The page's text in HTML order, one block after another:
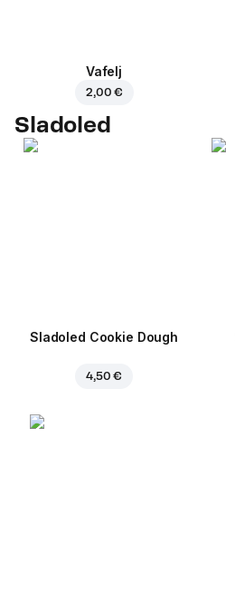
Vafelj
2,00 €
Sladoled
Sladoled Cookie Dough
4,50 €